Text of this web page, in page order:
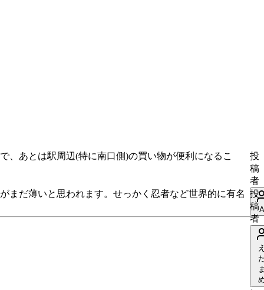
、あとは駅周辺(特に南口側)の買い物が便利になるこ
投
稿
者
A
い
い
ね
る
まだ薄いと思われます。せっかく忍者など世界的に有名 投
稿
者